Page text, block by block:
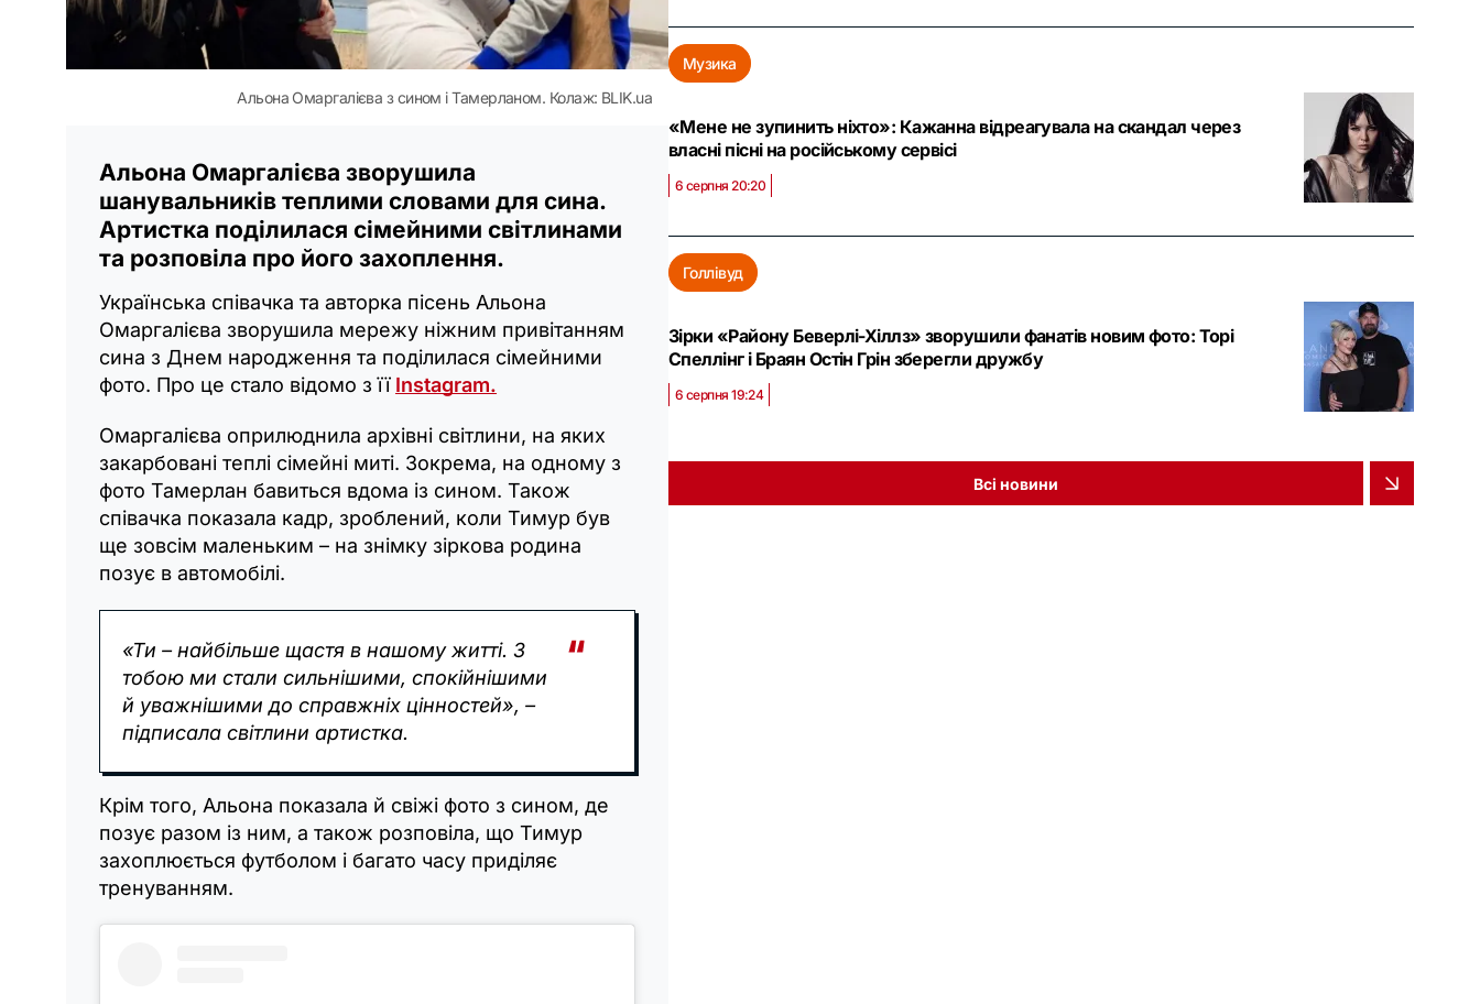
Альона Омаргалієва з сином і Тамерланом. Колаж: BLIK.ua
Альона Омаргалієва зворушила
шанувальників теплими словами для сина.
Артистка поділилася сімейними світлинами
та розповіла про його захоплення.
Українська співачка та авторка пісень Альона
Омаргалієва зворушила мережу ніжним привітанням
сина з Днем народження та поділилася сімейними
фото. Про це стало відомо з її Instagram.
Омаргалієва оприлюднила архівні світлини, на яких
закарбовані теплі сімейні миті. Зокрема, на одному з
фото Тамерлан бавиться вдома із сином. Також
співачка показала кадр, зроблений, коли Тимур був
ще зовсім маленьким – на знімку зіркова родина
позує в автомобілі.
«Ти – найбільше щастя в нашому житті. З
тобою ми стали сильнішими, спокійнішими
й уважнішими до справжніх цінностей», –
підписала світлини артистка.
Крім того, Альона показала й свіжі фото з сином, де
позує разом із ним, а також розповіла, що Тимур
захоплюється футболом і багато часу приділяє
тренуванням.
Музика
«Мене не зупинить ніхто»: Кажанна відреагувала на скандал через
власні пісні на російському сервісі
6 серпня 20:20
Голлівуд
Зірки «Району Беверлі-Хіллз» зворушили фанатів новим фото: Торі
Спеллінг і Браян Остін Грін зберегли дружбу
6 серпня 19:24
Всі новини